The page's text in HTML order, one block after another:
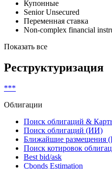
Классификатор
На предъявителя
Купонные
Senior Unsecured
Реструктуризация
Облигации
Поиск облигаций &
Поиск облигаций (ИИ)